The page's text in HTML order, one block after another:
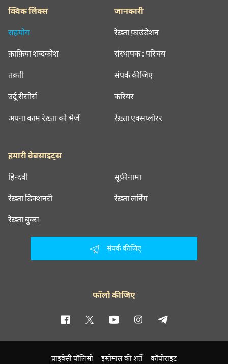
क्विक लिंक्स
सहयोग
क़ाफ़िया शब्दकोश
तक़्ती
उर्दू रीसोर्स
अपना काम रेख़्ता को भेजें
जानकारी
रेख़्ता फ़ाउंडेशन
संस्थापक : परिचय
संपर्क कीजिए
करियर
रेख़्ता एक्सप्लोरर
हमारी वेबसाइट्स
हिन्दवी सूफ़ीनामा
रेख़्ता डिक्शनरी रेख़्ता लर्निंग
रेख़्ता बुक्स
संपर्क कीजिए
फॉलो कीजिए
प्राइवेसी पॉलिसी इस्तेमाल की शर्तें कॉपीराइट